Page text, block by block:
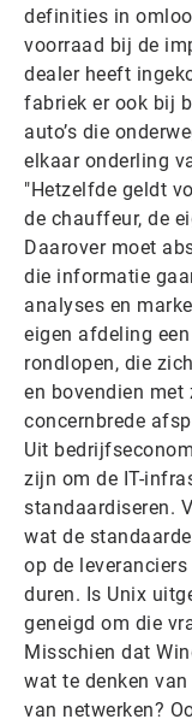
definities in
voorraad bij de
dealer heeft
fabriek er ook bij
auto’s die
elkaar onderling
"Hetzelfde geldt
de chauffeur, de
Daarover moet
die informatie
analyses en
eigen afdeling
rondlopen, die
en bovendien met
concernbrede
Uit
zijn om de IT-
standaardiseren.
wat de
op de
duren. Is Unix
geneigd om die
Misschien dat
wat te denken
van netwerken?